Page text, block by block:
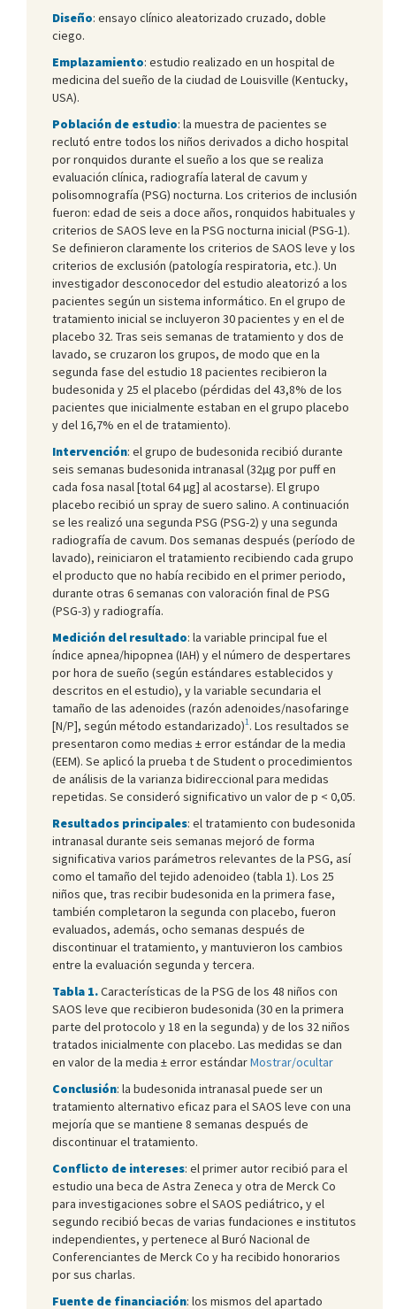
Diseño: ensayo clínico aleatorizado cruzado, doble
ciego.
Emplazamiento: estudio realizado en un hospital de
medicina del sueño de la ciudad de Louisville (Kentucky,
USA).
Población de estudio: la muestra de pacientes se
reclutó entre todos los niños derivados a dicho hospital
por ronquidos durante el sueño a los que se realiza
evaluación clínica, radiografía lateral de cavum y
polisomnografía (PSG) nocturna. Los criterios de inclusión
fueron: edad de seis a doce años, ronquidos habituales y
criterios de SAOS leve en la PSG nocturna inicial (PSG-1).
Se definieron claramente los criterios de SAOS leve y los
criterios de exclusión (patología respiratoria, etc.). Un
investigador desconocedor del estudio aleatorizó a los
pacientes según un sistema informático. En el grupo de
tratamiento inicial se incluyeron 30 pacientes y en el de
placebo 32. Tras seis semanas de tratamiento y dos de
lavado, se cruzaron los grupos, de modo que en la
segunda fase del estudio 18 pacientes recibieron la
budesonida y 25 el placebo (pérdidas del 43,8% de los
pacientes que inicialmente estaban en el grupo placebo
y del 16,7% en el de tratamiento).
Intervención: el grupo de budesonida recibió durante
seis semanas budesonida intranasal (32µg por puff en
cada fosa nasal [total 64 µg] al acostarse). El grupo
placebo recibió un spray de suero salino. A continuación
se les realizó una segunda PSG (PSG-2) y una segunda
radiografía de cavum. Dos semanas después (período de
lavado), reiniciaron el tratamiento recibiendo cada grupo
el producto que no había recibido en el primer periodo,
durante otras 6 semanas con valoración final de PSG
(PSG-3) y radiografía.
Medición del resultado: la variable principal fue el
índice apnea/hipopnea (IAH) y el número de despertares
por hora de sueño (según estándares establecidos y
descritos en el estudio), y la variable secundaria el
tamaño de las adenoides (razón adenoides/nasofaringe
[N/P], según método estandarizado)1. Los resultados se
presentaron como medias ± error estándar de la media
(EEM). Se aplicó la prueba t de Student o procedimientos
de análisis de la varianza bidireccional para medidas
repetidas. Se consideró significativo un valor de p < 0,05.
Resultados principales: el tratamiento con budesonida
intranasal durante seis semanas mejoró de forma
significativa varios parámetros relevantes de la PSG, así
como el tamaño del tejido adenoideo (tabla 1). Los 25
niños que, tras recibir budesonida en la primera fase,
también completaron la segunda con placebo, fueron
evaluados, además, ocho semanas después de
discontinuar el tratamiento, y mantuvieron los cambios
entre la evaluación segunda y tercera.
Tabla 1.Características de la PSG de los 48 niños con
SAOS leve que recibieron budesonida (30 en la primera
parte del protocolo y 18 en la segunda) y de los 32 niños
tratados inicialmente con placebo. Las medidas se dan
en valor de la media ± error estándarMostrar/ocultar
Conclusión: la budesonida intranasal puede ser un
tratamiento alternativo eficaz para el SAOS leve con una
mejoría que se mantiene 8 semanas después de
discontinuar el tratamiento.
Conflicto de intereses: el primer autor recibió para el
estudio una beca de Astra Zeneca y otra de Merck Co
para investigaciones sobre el SAOS pediátrico, y el
segundo recibió becas de varias fundaciones e institutos
independientes, y pertenece al Buró Nacional de
Conferenciantes de Merck Co y ha recibido honorarios
por sus charlas.
Fuente de financiación: los mismos del apartado